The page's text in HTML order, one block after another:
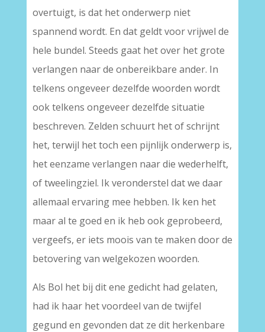
overtuigt, is dat het onderwerp niet
spannend wordt. En dat geldt voor vrijwel de
hele bundel. Steeds gaat het over het grote
verlangen naar de onbereikbare ander. In
telkens ongeveer dezelfde woorden wordt
ook telkens ongeveer dezelfde situatie
beschreven. Zelden schuurt het of schrijnt
het, terwijl het toch een pijnlijk onderwerp is,
het eenzame verlangen naar die wederhelft,
of tweelingziel. Ik veronderstel dat we daar
allemaal ervaring mee hebben. Ik ken het
maar al te goed en ik heb ook geprobeerd,
vergeefs, er iets moois van te maken door de
betovering van welgekozen woorden.
Als Bol het bij dit ene gedicht had gelaten,
had ik haar het voordeel van de twijfel
gegund en gevonden dat ze dit herkenbare